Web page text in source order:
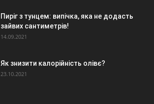
Пиріг з тунцем: випічка, яка не додасть
зайвих сантиметрів!
14.09.2021
Як знизити калорійність олівє?
23.10.2021